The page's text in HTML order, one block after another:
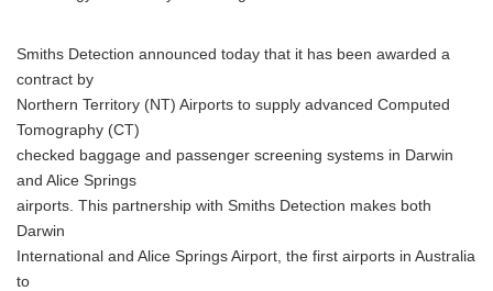
Smiths Detection announced today that it has been awarded a
contract by
Northern Territory (NT) Airports to supply advanced Computed
Tomography (CT)
checked baggage and passenger screening systems in Darwin
and Alice Springs
airports. This partnership with Smiths Detection makes both
Darwin
International and Alice Springs Airport, the first airports in Australia
to